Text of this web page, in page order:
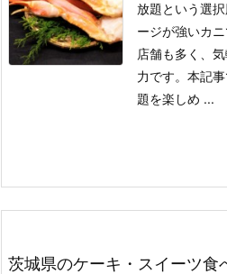
放題という選択
ージが強いカ
店舗も多く、
力です。 本記
題を楽しめ ...
茨城県のケーキ・スイーツ食